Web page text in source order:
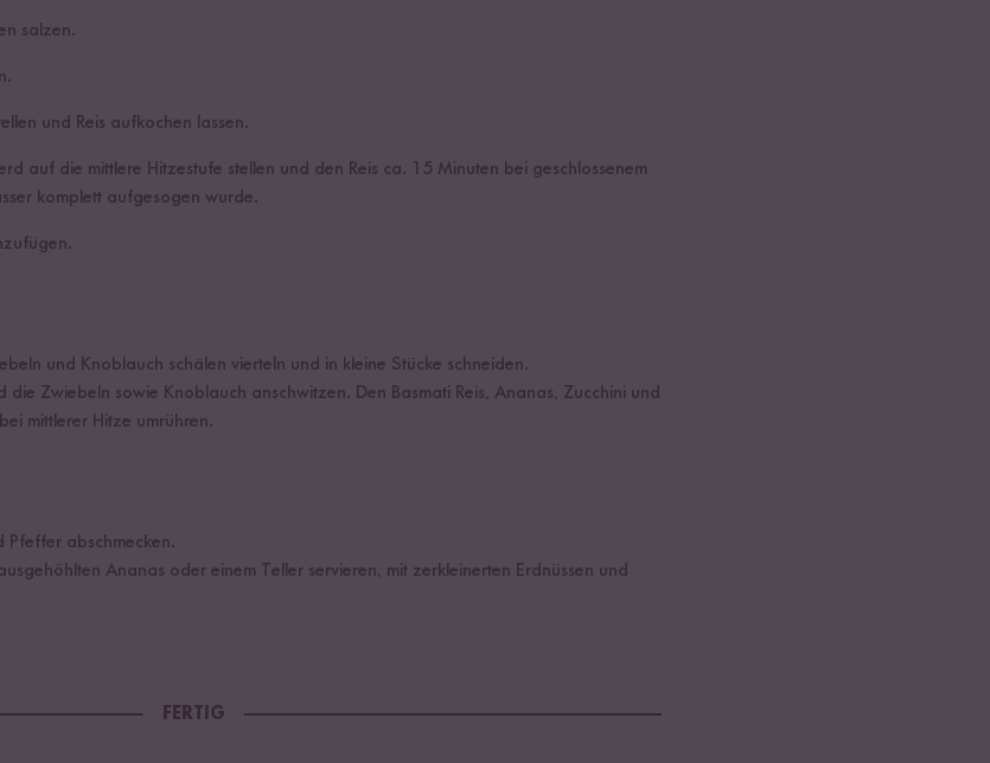
salzen.
und Reis aufkochen lassen.
auf die mittlere Hitzestufe stellen und den Reis ca. 15 Minuten bei geschlossenem
komplett aufgesogen wurde.
und Knoblauch schälen vierteln und in kleine Stücke schneiden.
die Zwiebeln sowie Knoblauch anschwitzen. Den Basmati Reis, Ananas, Zucchini und
mittlerer Hitze umrühren.
Pfeffer abschmecken.
Ananas oder einem Teller servieren, mit zerkleinerten Erdnüssen und
FERTIG